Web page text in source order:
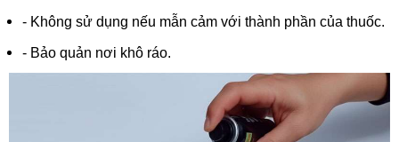
- Không sử dụng nếu mẫn cảm với thành phần của thuốc.
- Bảo quản nơi khô ráo.